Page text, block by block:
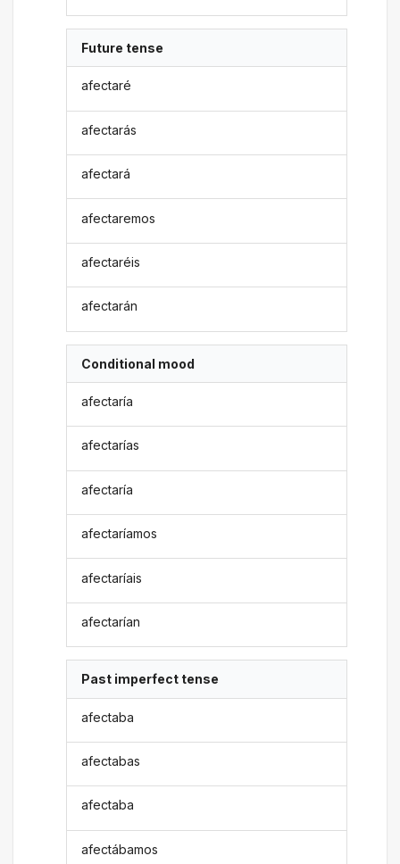
Future tense
afectaré
afectarás
afectará
afectaremos
afectaréis
afectarán
Conditional mood
afectaría
afectarías
afectaría
afectaríamos
afectaríais
afectarían
Past imperfect tense
afectaba
afectabas
afectaba
afectábamos